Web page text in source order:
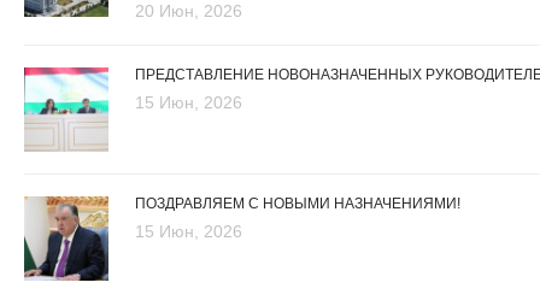
20 Июн, 2026
ПРЕДСТАВЛЕНИЕ НОВОНАЗНАЧЕННЫХ
15 Июн, 2026
ПОЗДРАВЛЯЕМ С НОВЫМИ НАЗНАЧЕНИЯМИ!
15 Июн, 2026